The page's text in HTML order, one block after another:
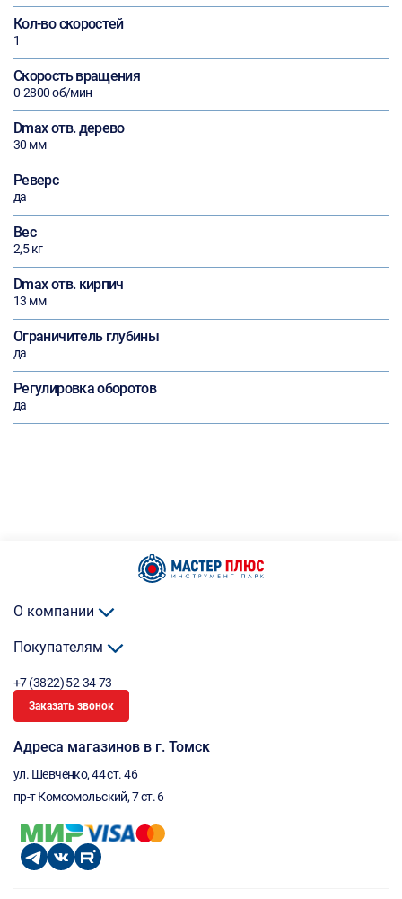
Кол-во скоростей
1
Скорость вращения
0-2800 об/мин
Dmax отв. дерево
30 мм
Реверс
да
Вес
2,5 кг
Dmax отв. кирпич
13 мм
Ограничитель глубины
да
Регулировка оборотов
да
О компании
Покупателям
+7 (3822) 52-34-73
Заказать звонок
Адреса магазинов в г. Томск
ул. Шевченко, 44 ст. 46
пр-т Комсомольский, 7 ст. 6